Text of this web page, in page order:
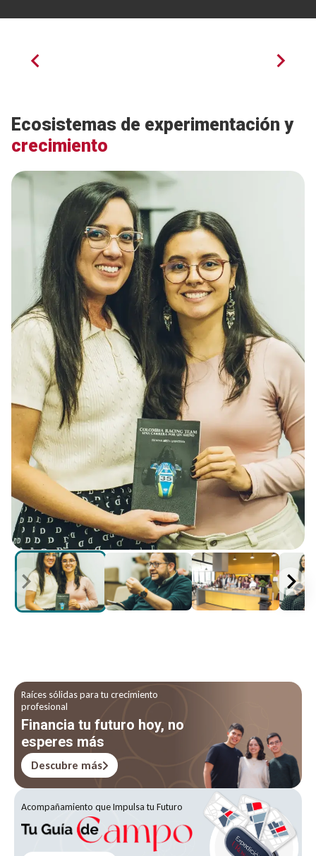
Ecosistemas de experimentación y
crecimiento
Raíces sólidas para tu crecimiento
profesional
Financia tu futuro hoy, no
esperes más
Descubre más
Acompañamiento que Impulsa tu Futuro